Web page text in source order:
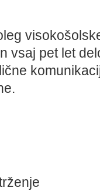
vsaj pet let